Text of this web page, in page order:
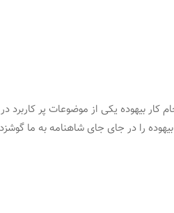
کار بیهوده یکی از موضوعات پر
را در جای جای شاهنامه به ما